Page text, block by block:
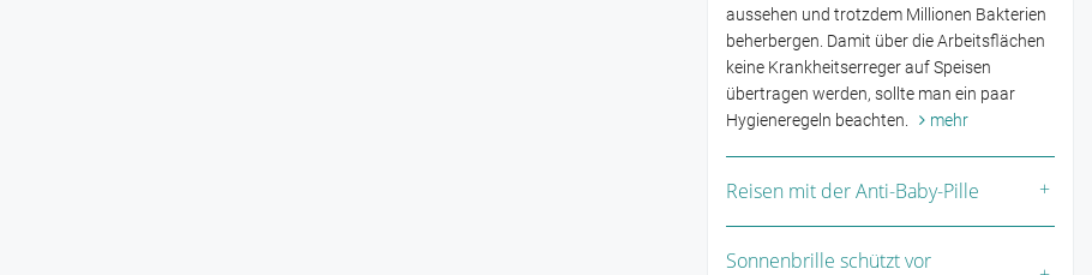
aussehen und trotzdem Millionen Bakterien
beherbergen. Damit über die Arbeitsflächen
keine Krankheitserreger auf Speisen
übertragen werden, sollte man ein paar
Hygieneregeln beachten.
mehr
Reisen mit der Anti-Baby-Pille
Sonnenbrille schützt vor